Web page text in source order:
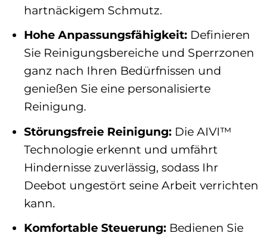
hartnäckigem Schmutz.
Hohe Anpassungsfähigkeit:Definieren
Sie Reinigungsbereiche und Sperrzonen
ganz nach Ihren Bedürfnissen und
genießen Sie eine personalisierte
Reinigung.
Störungsfreie Reinigung:Die AIVI™
Technologie erkennt und umfährt
Hindernisse zuverlässig, sodass Ihr
Deebot ungestört seine Arbeit verrichten
kann.
Komfortable Steuerung:Bedienen Sie